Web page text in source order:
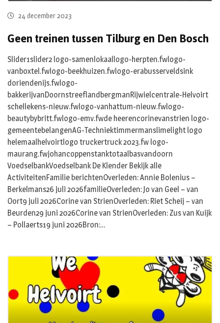
24 december 2023
Geen treinen tussen Tilburg en Den Bosch
Slider1slider2 logo-samenlokaallogo-herpten.fwlogo-
vanboxtel.fwlogo-beekhuizen.fwlogo-erabusserveldsink
doriendenijs.fwlogo-
bakkerijvanDoornstreeflandbergmanRijwielcentrale-Helvoirt
schellekens-nieuw.fwlogo-vanhattum-nieuw.fwlogo-
beautybybritt.fwlogo-emv.fwde heerencorinevanstrien logo-
gemeentebelangenAG-Techniektimmermanslimelight logo
helemaalhelvoirtlogo truckertruck 2023.fw logo-
maurang.fwjohancoppenstanktotaalbasvandoorn
VoedselbankVoedselbank De Klender Bekijk alle
ActiviteitenFamilie berichtenOverleden: Annie Bolenius –
Berkelmans26 juli 2026familieOverleden: Jo van Geel – van
Oort9 juli 2026Corine van StrienOverleden: Riet Scheij – van
Beurden29 juni 2026Corine van StrienOverleden: Zus van Kuijk
– Pollaerts19 juni 2026Bron:…